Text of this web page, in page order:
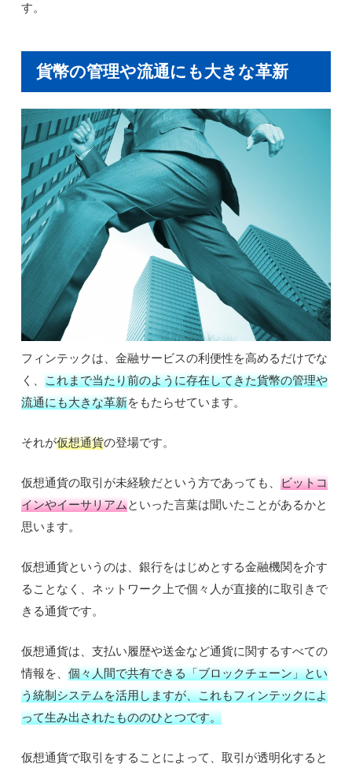
す。
貨幣の管理や流通にも大きな革新
フィンテックは、金融サービスの利便性を高めるだけでな
く、これまで当たり前のように存在してきた貨幣の管理や
流通にも大きな革新をもたらせています。
それが仮想通貨の登場です。
仮想通貨の取引が未経験だという方であっても、ビットコ
インやイーサリアムといった言葉は聞いたことがあるかと
思います。
仮想通貨というのは、銀行をはじめとする金融機関を介す
ることなく、ネットワーク上で個々人が直接的に取引きで
きる通貨です。
仮想通貨は、支払い履歴や送金など通貨に関するすべての
情報を、個々人間で共有できる「ブロックチェーン」とい
う統制システムを活用しますが、これもフィンテックによ
って生み出されたもののひとつです。
仮想通貨で取引をすることによって、取引が透明化すると